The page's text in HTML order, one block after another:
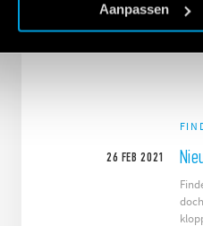
Aanpassen
26 FEB 2021